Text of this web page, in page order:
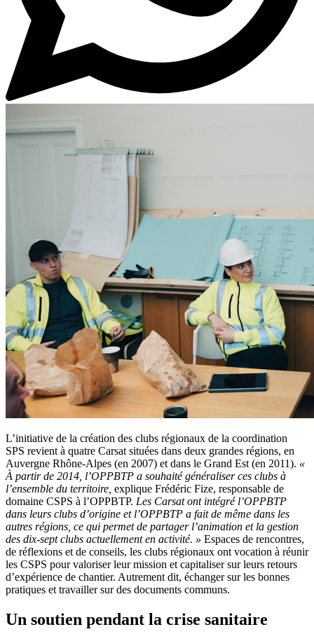
L’initiative de la création des clubs régionaux de la coordination
SPS revient à quatre Carsat situées dans deux grandes régions, en
Auvergne Rhône-Alpes (en 2007) et dans le Grand Est (en 2011). «
À partir de 2014, l’OPPBTP a souhaité généraliser ces clubs à
l’ensemble du territoire, explique Frédéric Fize, responsable de
domaine CSPS à l’OPPBTP. Les Carsat ont intégré l’OPPBTP
dans leurs clubs d’origine et l’OPPBTP a fait de même dans les
autres régions, ce qui permet de partager l’animation et la gestion
des dix-sept clubs actuellement en activité. » Espaces de rencontres,
de réflexions et de conseils, les clubs régionaux ont vocation à réunir
les CSPS pour valoriser leur mission et capitaliser sur leurs retours
d’expérience de chantier. Autrement dit, échanger sur les bonnes
pratiques et travailler sur des documents communs.
Un soutien pendant la crise sanitaire